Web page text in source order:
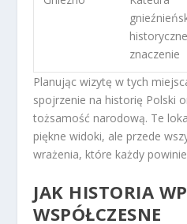
historyczne
znaczenie
Planując wizytę w tych
spojrzenie na historię Polski
tożsamość narodową. Te
piękne widoki, ale przede
wrażenia, które każdy
JAK HISTORIA
WSPÓŁCZESNE